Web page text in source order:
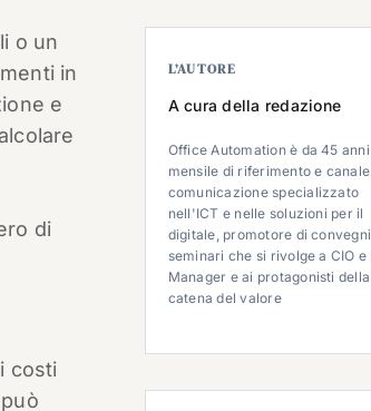
o un
in
e
di
costi
L’AUTORE
A cura della redazione
Office Automation è da 45 anni
mensile di riferimento e
comunicazione specializzato
nell'ICT e nelle soluzioni per il
digitale, promotore di
seminari che si rivolge a CIO e
Manager e ai protagonisti della
catena del valore